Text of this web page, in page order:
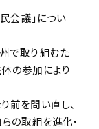
会議」につい
で取り組むた
の参加により
前を問い直し、
の取組を進化・